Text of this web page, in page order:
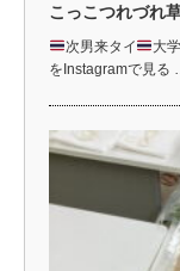
こっこつれづれ
次男来タイ 大
をInstagramで見る …